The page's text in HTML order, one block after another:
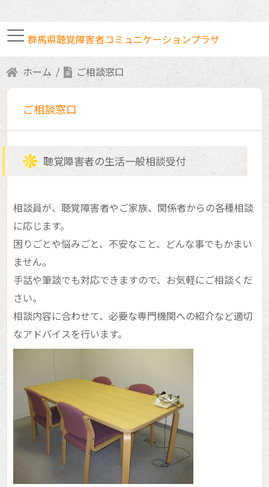
群馬県聴覚障害者コミュニケーションプラザ
手話通訳者・要約筆記者
ボランティア室利用
お知らせ
ホーム ご相談窓口
ご相談窓口
聴覚障害者の生活一般相談受付
相談員が、聴覚障害者やご家族、関係者からの各種相談
に応じます。
困りごとや悩みごと、不安なこと、どんな事でもかまい
ません。
手話や筆談でも対応できますので、お気軽にご相談くだ
さい。
相談内容に合わせて、必要な専門機関への紹介など適切
なアドバイスを行います。